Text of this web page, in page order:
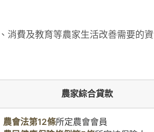
消費及教育等農家生活改善需要的
農家綜合貸款
農會法第12條所定農會會員